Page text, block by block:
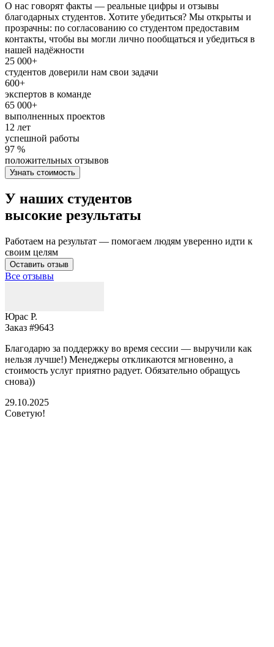
О нас говорят факты — реальные цифры и отзывы
благодарных студентов. Хотите убедиться? Мы открыты и
прозрачны: по согласованию со студентом предоставим
контакты, чтобы вы могли лично пообщаться и убедиться в
нашей надёжности
25 000+
студентов доверили нам свои задачи
600+
экспертов в команде
65 000+
выполненных проектов
12 лет
успешной работы
97 %
положительных отзывов
Узнать стоимость
У наших студентов
высокие результаты
Работаем на результат — помогаем людям уверенно идти к
своим целям
Оставить отзыв
Все отзывы
Юрас Р.
Заказ #9643
Благодарю за поддержку во время сессии — выручили как
нельзя лучше!) Менеджеры откликаются мгновенно, а
стоимость услуг приятно радует. Обязательно обращусь
снова))
29.10.2025
Советую!